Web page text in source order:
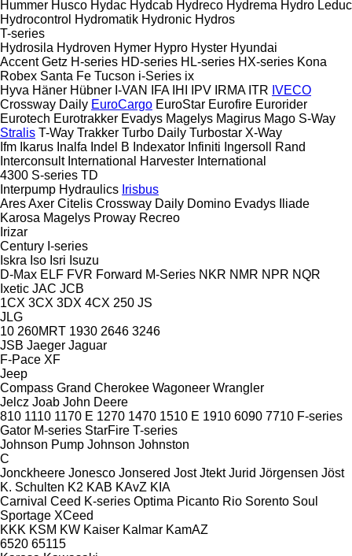
Hummer Husco Hydac Hydcab Hydreco Hydrema Hydro Leduc
Hydrocontrol Hydromatik Hydronic Hydros
T-series
Hydrosila Hydroven Hymer Hypro Hyster Hyundai
Accent Getz H-series HD-series HL-series HX-series Kona
Robex Santa Fe Tucson i-Series ix
Hyva Häner Hübner I-VAN IFA IHI IPV IRMA ITR IVECO
Crossway Daily EuroCargo EuroStar Eurofire Eurorider
Eurotech Eurotrakker Evadys Magelys Magirus Mago S-Way
Stralis T-Way Trakker Turbo Daily Turbostar X-Way
Ifm Ikarus Inalfa Indel B Indexator Infiniti Ingersoll Rand
Interconsult International Harvester International
4300 S-series TD
Interpump Hydraulics Irisbus
AresAxer Citelis Crossway Daily Domino Evadys
Iliade
Karosa Magelys Proway Recreo
Irizar
Century I-series
Iskra Iso Isri Isuzu
D-Max ELF FVR Forward M-Series NKR NMR NPR NQR
Ixetic JAC JCB
1CX 3CX 3DX 4CX 250 JS
JLG
10 260MRT 1930 2646 3246
JSB Jaeger Jaguar
F-Pace XF
Jeep
Compass Grand Cherokee Wagoneer Wrangler
Jelcz Joab John Deere
810 1110 1170 E 1270 1470 1510 E 1910 6090 7710 F-series
Gator M-series StarFire T-series
Johnson Pump Johnson Johnston
C
Jonckheere Jonesco Jonsered Jost Jtekt Jurid Jörgensen Jöst
K. Schulten K2 KAB KAvZ KIA
Carnival Ceed K-series Optima Picanto Rio Sorento Soul
Sportage XCeed
KKK KSM KW Kaiser Kalmar KamAZ
6520 65115